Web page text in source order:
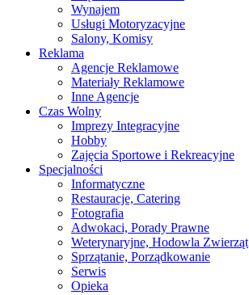
Wynajem
Usługi Motoryzacyjne
Salony, Komisy
Reklama
Agencje Reklamowe
Materiały Reklamowe
Inne Agencje
Czas Wolny
Imprezy Integracyjne
Hobby
Zajęcia Sportowe i Rekreacyjne
Specjalności
Informatyczne
Restauracje, Catering
Fotografia
Adwokaci, Porady Prawne
Weterynaryjne, Hodowla Zwierząt
Sprzątanie, Porządkowanie
Serwis
Opieka